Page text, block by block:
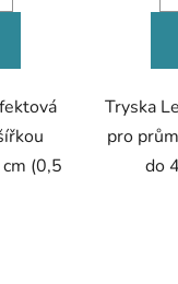
(0,5
Tryska
pro
do